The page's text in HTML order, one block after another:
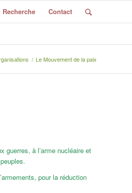
Recherche Contact
/ Le Mouvement de la paix
guerres, à l’arme nucléaire et
pour la réduction